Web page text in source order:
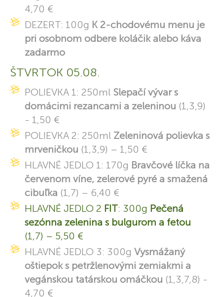
4,70 €
DEZERT: 100g K 2-chodovému menu je
pri osobnom odbere koláčik alebo káva
zadarmo
ŠTVRTOK 05.08.
POLIEVKA 1: 250ml Slepačí vývar s
domácimi rezancami a zeleninou (1,3,9)
- 1,50 €
POLIEVKA 2: 250ml Zeleninová polievka s
mrveničkou (1,3,9) – 1,50 €
HLAVNÉ JEDLO 1: 170g Bravčové líčka na
červenom víne, zelerové pyré a smažená
cibuľka (1,7) – 6,40 €
HLAVNÉ JEDLO 2 FIT: 300g Pečená
sezónna zelenina s bulgurom a fetou
(1,7) – 5,50 €
HLAVNÉ JEDLO 3: 300g Vysmážaný
oštiepok s petržlenovými zemiakmi a
vegánskou tatárskou omáčkou (1,3,7,8) -
4,70 €